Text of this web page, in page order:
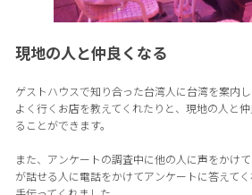
現地の人と仲良くなる
ゲストハウスで知り合った台湾人に台湾を案内
よく行くお店を教えてくれたりと、現地の人と
ることができます。
また、アンケートの調査中に他の人に声をかけ
が話せる人に電話をかけてアンケートに答えて